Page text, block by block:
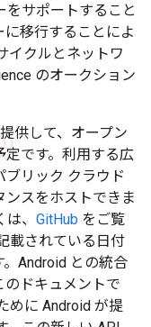
をサポートすること
移行することによ
イクルとネットワ
のオークション
供して、オープン
定です。利用する広
リック クラウド
ンスをホストできま
、 GitHub をご覧
載されている日付
Android との統合
のドキュメントで
めに Android が提